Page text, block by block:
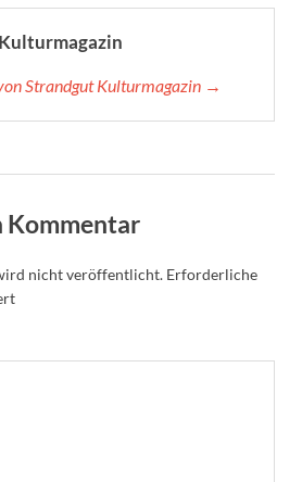
Strandgut Kulturmagazin →
Kommentar
nicht veröffentlicht. Erforderliche